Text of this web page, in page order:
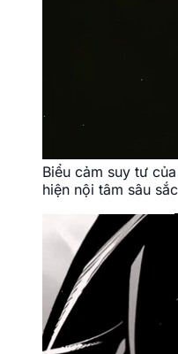
Biểu cảm suy tư
hiện nội tâm sâu